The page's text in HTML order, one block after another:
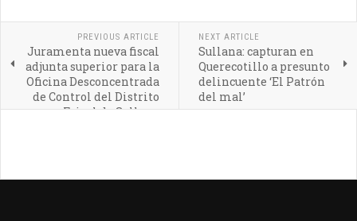
PREVIOUS ARTICLE
Juramenta nueva fiscal
adjunta superior para la
Oficina Desconcentrada
de Control del Distrito
Fsical de Sullana
NEXT ARTICLE
Sullana: capturan en
Querecotillo a presunto
delincuente ‘El Patrón
del mal’